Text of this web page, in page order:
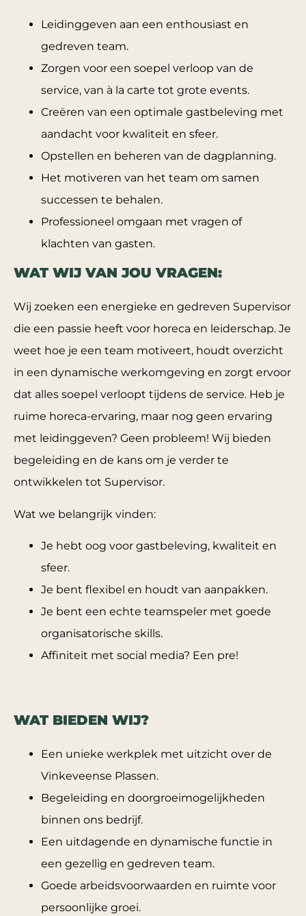
Leidinggeven aan een enthousiast en
gedreven team.
Zorgen voor een soepel verloop van de
service, van à la carte tot grote events.
Creëren van een optimale gastbeleving met
aandacht voor kwaliteit en sfeer.
Opstellen en beheren van de dagplanning.
Het motiveren van het team om samen
successen te behalen.
Professioneel omgaan met vragen of
klachten van gasten.
WAT WIJ VAN JOU VRAGEN:
Wij zoeken een energieke en gedreven Supervisor
die een passie heeft voor horeca en leiderschap. Je
weet hoe je een team motiveert, houdt overzicht
in een dynamische werkomgeving en zorgt ervoor
dat alles soepel verloopt tijdens de service. Heb je
ruime horeca-ervaring, maar nog geen ervaring
met leidinggeven? Geen probleem! Wij bieden
begeleiding en de kans om je verder te
ontwikkelen tot Supervisor.
Wat we belangrijk vinden:
Je hebt oog voor gastbeleving, kwaliteit en
sfeer.
Je bent flexibel en houdt van aanpakken.
Je bent een echte teamspeler met goede
organisatorische skills.
Affiniteit met social media? Een pre!
WAT BIEDEN WIJ?
Een unieke werkplek met uitzicht over de
Vinkeveense Plassen.
Begeleiding en doorgroeimogelijkheden
binnen ons bedrijf.
Een uitdagende en dynamische functie in
een gezellig en gedreven team.
Goede arbeidsvoorwaarden en ruimte voor
persoonlijke groei.